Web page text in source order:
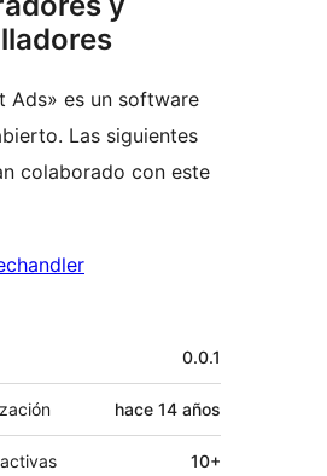
Ads» es un software
Las siguientes
colaborado con este
0.0.1
hace 14 años
10+